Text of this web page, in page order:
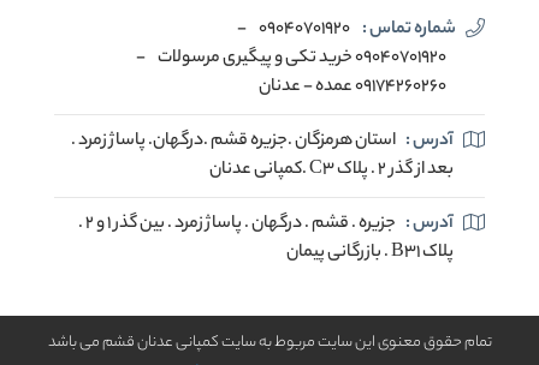
شماره تماس : 09040701920
-
09040701920 خرید تکی و پیگیری مرسولات
-
09174260260 عمده - عدنان
آدرس : استان هرمزگان .جزیره قشم .درگهان. پاساژ زمرد .
بعد از گذر 2 . پلاک C3 .کمپانی عدنان
آدرس :
جزیره . قشم . درگهان . پاساژ زمرد . بین گذر 1 و 2 .
پلاک B31 . بازرگانی پیمان
تمام حقوق معنوی این سایت مربوط به سایت کمپانی عدنان قشم می باشد